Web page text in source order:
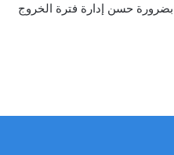
حسن إدارة فترة الخروج